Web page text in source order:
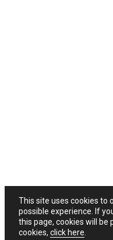
This site uses cookies to
possible experience. If
this page, cookies will be
cookies, click here